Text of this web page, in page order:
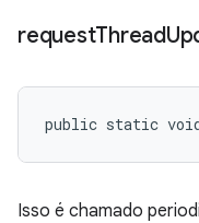
requestThread
public static void
Isso é chamado